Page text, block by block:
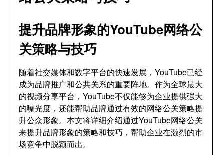
提升品牌形象的YouTube网络公
关策略与技巧
随着社交媒体和数字平台的快速发展，YouTube已经
成为品牌推广和公共关系的重要阵地。作为全球最大
的视频分享平台，YouTube不仅能够为企业提供强大
的曝光度，还能帮助品牌通过有效的网络公关策略提
升公众形象。本文将详细介绍通过YouTube网络公关
来提升品牌形象的策略和技巧，帮助企业在激烈的市
场竞争中脱颖而出。